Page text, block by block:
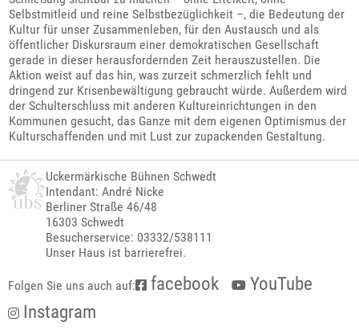
Selbstmitleid und reine Selbstbezüglichkeit –, die Bedeutung der
Kultur für unser Zusammenleben, für den Austausch und als
öffentlicher Diskursraum einer demokratischen Gesellschaft
gerade in dieser herausfordernden Zeit herauszustellen. Die
Aktion weist auf das hin, was zurzeit schmerzlich fehlt und
dringend zur Krisenbewältigung gebraucht würde. Außerdem wird
der Schulterschluss mit anderen Kultureinrichtungen in den
Kommunen gesucht, das Ganze mit dem eigenen Optimismus der
Kulturschaffenden und mit Lust zur zupackenden Gestaltung.
Uckermärkische Bühnen Schwedt
Intendant: André Nicke
Berliner Straße 46/48
16303 Schwedt
Besucherservice: 03332/538111
Unser Haus ist barrierefrei.
Folgen Sie uns auch auf: facebook
YouTube
Instagram